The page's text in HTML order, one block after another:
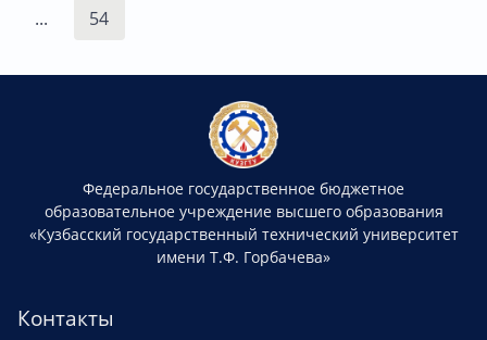
...
54
Федеральное государственное бюджетное
образовательное учреждение высшего образования
«Кузбасский государственный технический университет
имени Т.Ф. Горбачева»
Контакты